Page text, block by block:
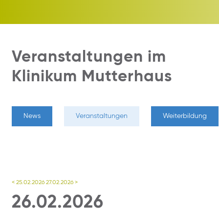
Veranstaltungen im
Klinikum Mutterhaus
News Veranstaltungen Weiterbildung
< 25.02.2026 27.02.2026 >
26.02.2026